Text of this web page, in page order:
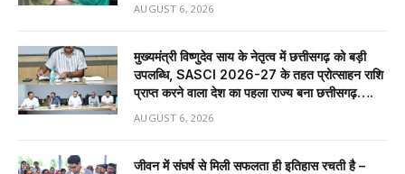
AUGUST 6, 2026
मुख्यमंत्री विष्णुदेव साय के नेतृत्व में छत्तीसगढ़ को बड़ी
उपलब्धि, SASCI 2026-27 के तहत प्रोत्साहन राशि
प्राप्त करने वाला देश का पहला राज्य बना छत्तीसगढ़….
AUGUST 6, 2026
जीवन में संघर्ष से मिली सफलता ही इतिहास रचती है –